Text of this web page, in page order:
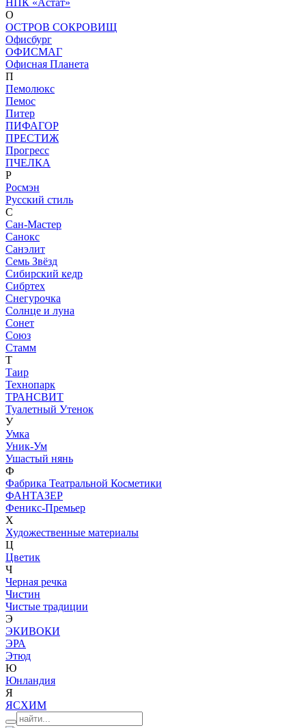
НПК «Астат»
О
ОСТРОВ СОКРОВИЩ
Офисбург
ОФИСМАГ
Офисная Планета
П
Пемолюкс
Пемос
Питер
ПИФАГОР
ПРЕСТИЖ
Прогресс
ПЧЕЛКА
Р
Росмэн
Русский стиль
С
Сан-Мастер
Санокс
Санэлит
Семь Звёзд
Сибирский кедр
Сибртех
Снегурочка
Солнце и луна
Сонет
Союз
Стамм
Т
Таир
Технопарк
ТРАНСВИТ
Туалетный Утенок
У
Умка
Уник-Ум
Ушастый нянь
Ф
Фабрика Театральной Косметики
ФАНТАЗЕР
Феникс-Премьер
Х
Художественные материалы
Ц
Цветик
Ч
Черная речка
Чистин
Чистые традиции
Э
ЭКИВОКИ
ЭРА
Этюд
Ю
Юнландия
Я
ЯСХИМ